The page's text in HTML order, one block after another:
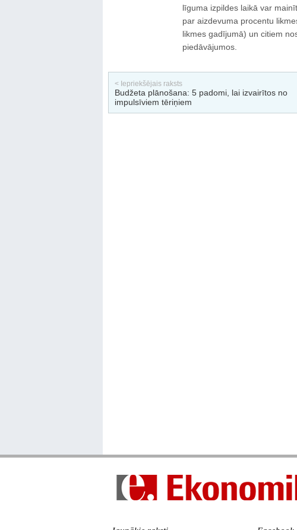
līguma izpildes laikā var
par aizdevuma procentu
likmes gadījumā) un citiem
piedāvājumos.
< Iepriekšējais raksts
Budžeta plānošana: 5 padomi, lai izvairītos no
impulsīviem tēriņiem